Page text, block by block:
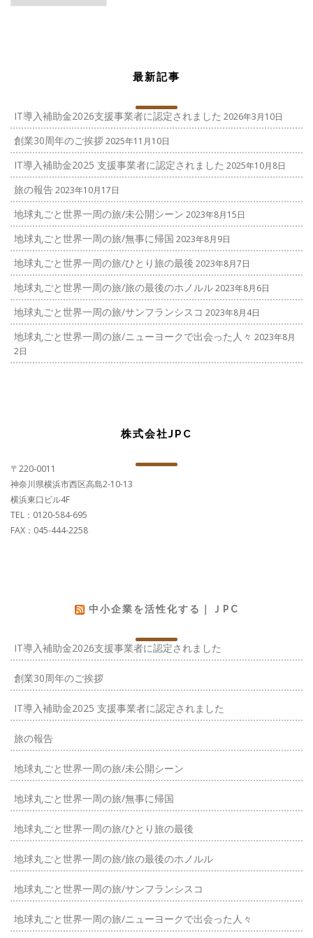
最新記事
IT導入補助金2026支援事業者に認定されました 2026年3月10日
創業30周年のご挨拶2025年11月10日
IT導入補助金2025 支援事業者に認定されました 2025年10月8日
旅の報告2023年10月17日
地球丸ごと世界一周の旅/未公開シーン 2023年8月15日
地球丸ごと世界一周の旅/無事に帰国 2023年8月9日
地球丸ごと世界一周の旅/ひとり旅の最後 2023年8月7日
地球丸ごと世界一周の旅/旅の最後のホノルル2023年8月6日
地球丸ごと世界一周の旅/サンフランシスコ 2023年8月4日
地球丸ごと世界一周の旅/ニューヨークで出会った人々 2023年8月
2日
株式会社JPC
〒220-0011
神奈川県横浜市西区高島2-10-13
横浜東口ビル4F
TEL：0120-584-695
FAX：045-444-2258
中小企業を活性化する｜ＪPC
IT導入補助金2026支援事業者に認定されました
創業30周年のご挨拶
IT導入補助金2025 支援事業者に認定されました
旅の報告
地球丸ごと世界一周の旅/未公開シーン
地球丸ごと世界一周の旅/無事に帰国
地球丸ごと世界一周の旅/ひとり旅の最後
地球丸ごと世界一周の旅/旅の最後のホノルル
地球丸ごと世界一周の旅/サンフランシスコ
地球丸ごと世界一周の旅/ニューヨークで出会った人々